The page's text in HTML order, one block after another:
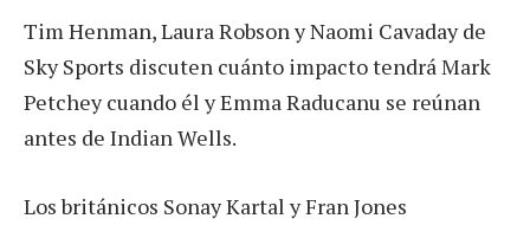
Tim Henman, Laura Robson y Naomi Cavaday de
Sky Sports discuten cuánto impacto tendrá Mark
Petchey cuando él y Emma Raducanu se reúnan
antes de Indian Wells.
Los británicos Sonay Kartal y Fran Jones